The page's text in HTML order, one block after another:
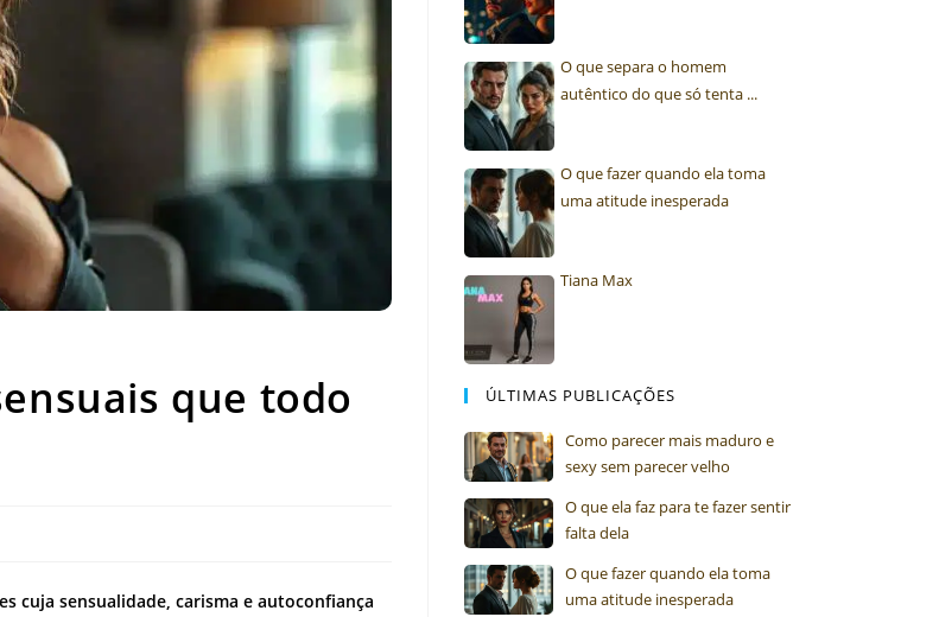
que todo
cuja sensualidade, carisma e autoconfiança
O que separa o homem
autêntico do que só tenta ...
O que fazer quando ela toma
uma atitude inesperada
Tiana Max
ÚLTIMAS PUBLICAÇÕES
Como parecer mais maduro e
sexy sem parecer velho
O que ela faz para te fazer sentir
falta dela
O que fazer quando ela toma
uma atitude inesperada